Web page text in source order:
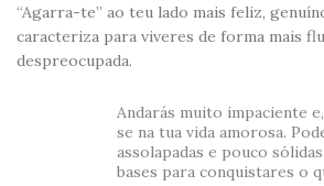
“Agarra-te” ao teu lado mais feliz,
caracteriza para viveres de forma mais
despreocupada.
Andarás muito impaciente
se na tua vida amorosa.
assolapadas e pouco
bases para conquistares o